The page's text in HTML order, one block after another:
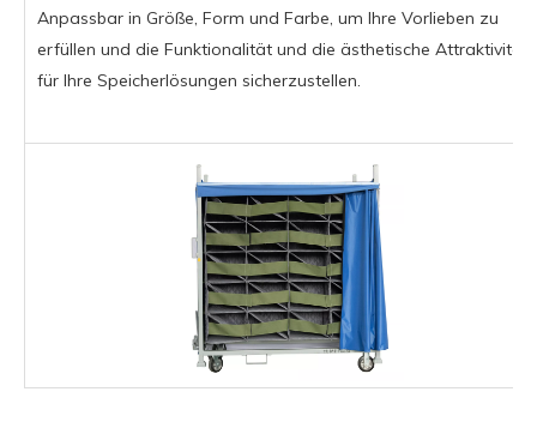
Anpassbar in Größe, Form und Farbe, um Ihre Vorlieben zu
erfüllen und die Funktionalität und die ästhetische Attraktivität
für Ihre Speicherlösungen sicherzustellen.